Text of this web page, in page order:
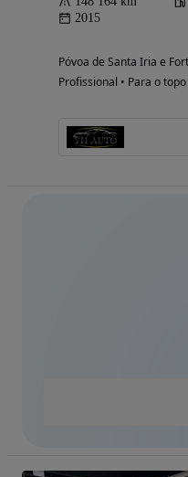
2015
Póvoa de Santa Iria e
Profissional • Para o topo